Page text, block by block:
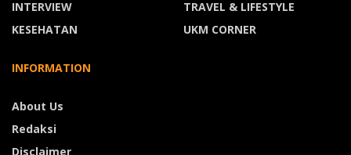
INTERVIEW
KESEHATAN
TRAVEL & LIFESTYLE
UKM CORNER
INFORMATION
About Us
Redaksi
Disclaimer